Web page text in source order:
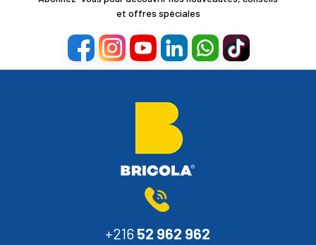
et offres spéciales
+216 52 962 962